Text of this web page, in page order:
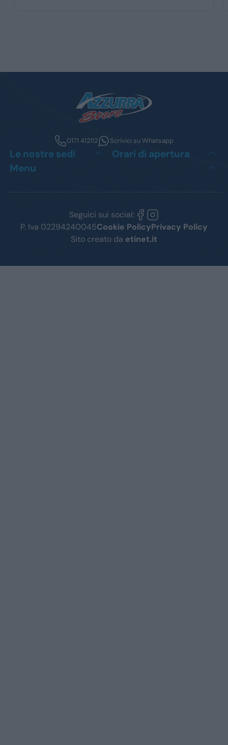
0171 412112 Scrivici su Whatsapp
Le nostre sedi
Orari di apertura
Menu
Seguici sui social:
P. Iva 02294240045Cookie PolicyPrivacy Policy
Sito creato da etinet.it